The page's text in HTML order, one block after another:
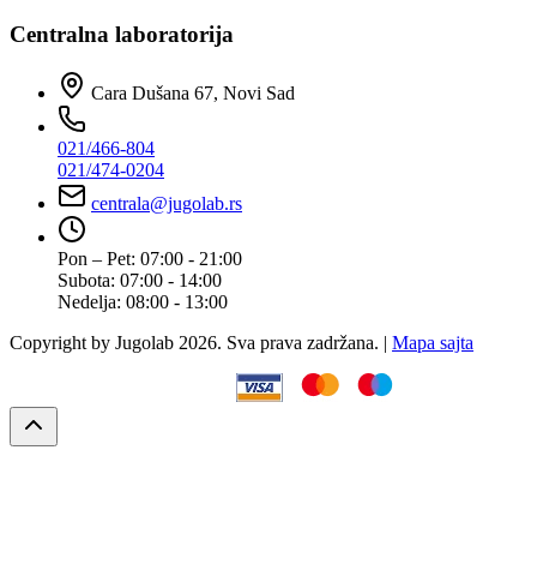
Centralna laboratorija
Cara Dušana 67, Novi Sad
021/466-804
021/474-0204
centrala@jugolab.rs
Pon – Pet: 07:00 - 21:00
Subota: 07:00 - 14:00
Nedelja: 08:00 - 13:00
Copyright by Jugolab 2026. Sva prava zadržana. | Mapa sajta